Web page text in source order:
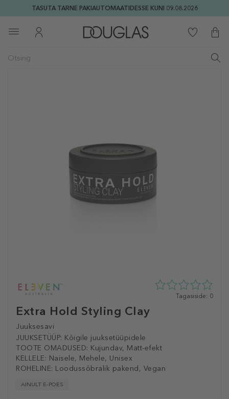
TASUTA TARNE PAKIAUTOMAATIDESSE KUNI 09.08.2026
Extra Hold Styling Clay
Juuksesavi
JUUKSETÜÜP: Kõigile juuksetüüpidele
TOOTE OMADUSED: Kujundav, Matt-efekt
KELLELE: Naisele, Mehele, Unisex
ROHELINE: Loodussõbralik pakend, Vegan
AINULT E-POES
0
Tagasiside: 0